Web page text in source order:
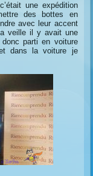
une expédition
des bottes en
avec leur accent
veille il y avait une
parti en voiture
dans la voiture je